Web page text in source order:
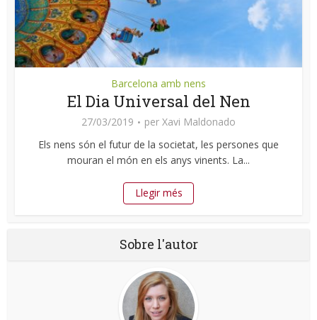
Barcelona amb nens
El Dia Universal del Nen
27/03/2019 per Xavi Maldonado
Els nens són el futur de la societat, les persones que
mouran el món en els anys vinents. La...
Llegir més
Sobre l'autor